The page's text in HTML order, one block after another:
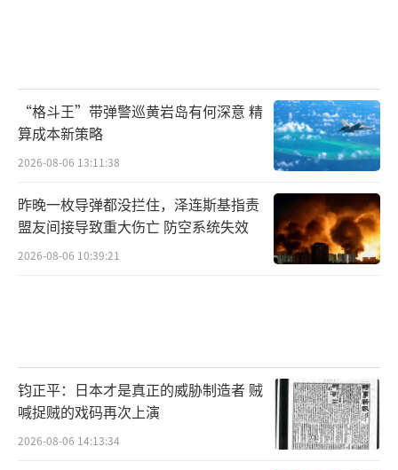
“格斗王”带弹警巡黄岩岛有何深意 精
算成本新策略
2026-08-06 13:11:38
昨晚一枚导弹都没拦住，泽连斯基指责
盟友间接导致重大伤亡 防空系统失效
2026-08-06 10:39:21
钧正平：日本才是真正的威胁制造者 贼
喊捉贼的戏码再次上演
2026-08-06 14:13:34